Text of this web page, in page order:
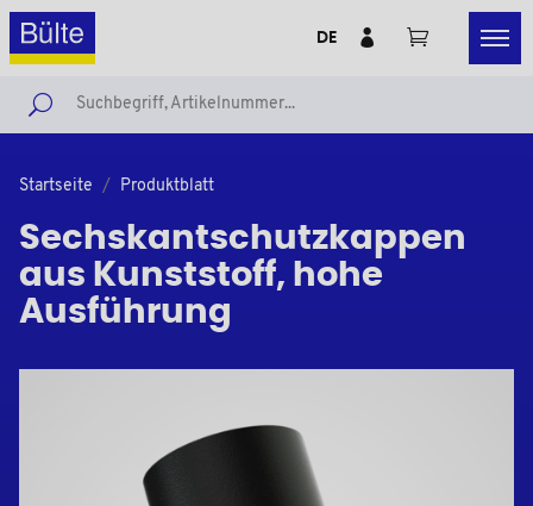
DE
Startseite Produktblatt
Sechskantschutzkappen
aus Kunststoff, hohe
Ausführung